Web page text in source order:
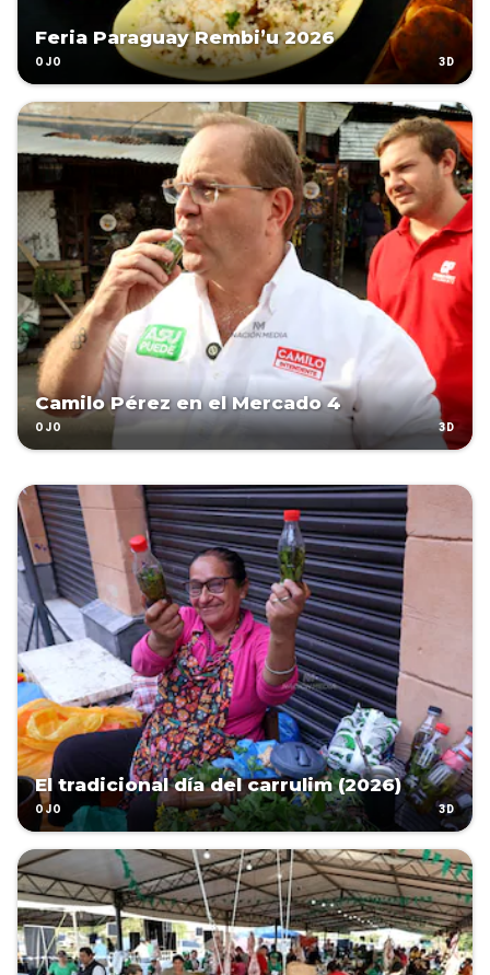
Feria Paraguay Rembi’u 2026
OJO 3D
Camilo Pérez en el Mercado 4
OJO 3D
El tradicional día del carrulim (2026)
OJO 3D